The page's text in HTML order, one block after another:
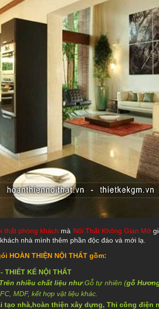
thất phòng khách mà Nội Thất Không Gian Mở
nhà mình thêm phần độc đáo và mới lạ.
HOÀN THIỆN NỘI THẤT gồm:
-THIẾT KẾ NỘI THẤT
Trên nhiều chất liệu như:Gỗ tự nhiên (gỗ
MDF, kết hợp vật liệu khác.
tạo nhà,hoàn thiện xây dựng, Thi công điện